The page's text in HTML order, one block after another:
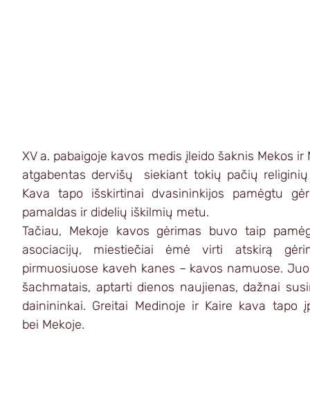
XV a. pabaigoje kavos medis įleido šaknis Mekos
atgabentas dervišų  siekiant tokių pačių
Kava tapo išskirtinai dvasininkijos pamėgtu
pamaldas ir didelių iškilmių metu.
Tačiau, Mekoje kavos gėrimas buvo taip
asociacijų, miestiečiai ėmė virti atskirą
pirmuosiuose kaveh kanes – kavos namuose.
šachmatais, aptarti dienos naujienas, dažnai
dainininkai. Greitai Medinoje ir Kaire kava tapo
bei Mekoje.